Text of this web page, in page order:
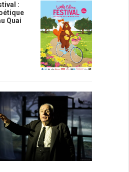
:
Quai